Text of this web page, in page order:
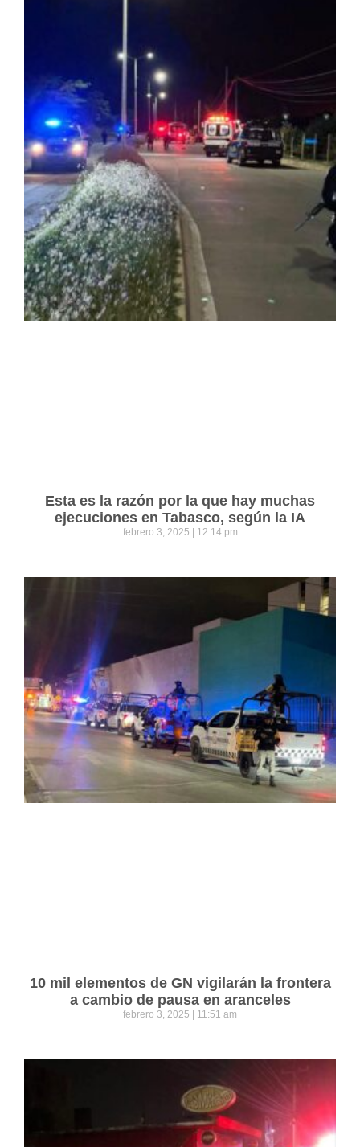
Esta es la razón por la que hay muchas
ejecuciones en Tabasco, según la IA
febrero 3, 2025 12:14 pm
10 mil elementos de GN vigilarán la frontera
a cambio de pausa en aranceles
febrero 3, 2025 11:51 am